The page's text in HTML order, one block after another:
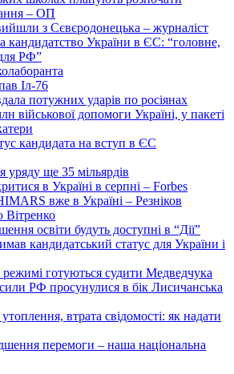
– ОП
з Сєвєродонецька – журналіст
кандидатство України в ЄС: “головне,
РФ”
Іл-76
потужних ударів по росіянах
допомоги Україні, у пакеті
кандидата на вступ в ЄС
ще 35 мільярдів
в Україні в серпні – Forbes
вже в Україні – Резніков
Вітренко
освіти будуть доступні в “Дії”
кандидатський статус для України і
готуються судити Медведчука
РФ просунулися в бік Лисичанська
втрата свідомості: як надати
перемоги – наша національна